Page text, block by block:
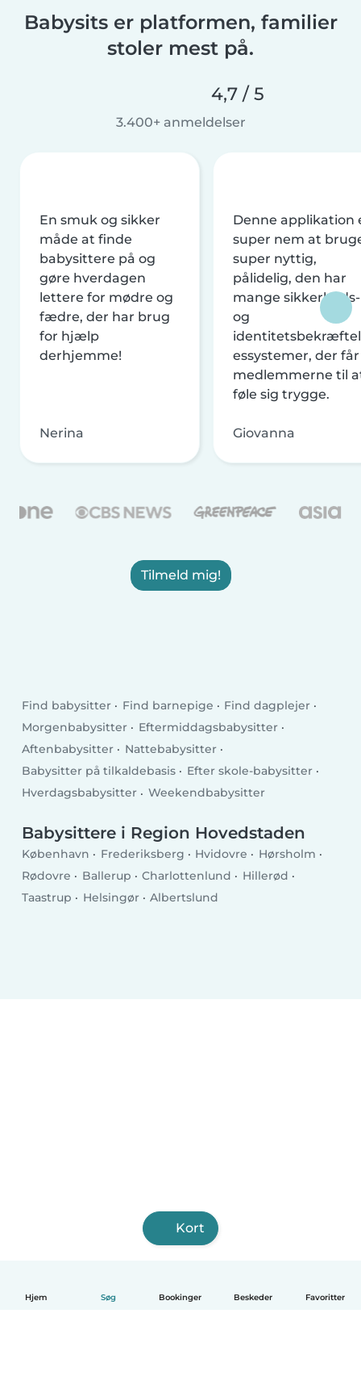
Hjem Søg Bookinger Beskeder Favoritter
Babysits er platformen, familier
stoler mest på.
4,7 / 5
3.400+ anmeldelser
En smuk og sikker
måde at finde
babysittere på og
gøre hverdagen
lettere for mødre og
fædre, der har brug
for hjælp
derhjemme!
Nerina
Denne applikation
super nem at
super nyttig,
pålidelig, den har
mange sikkerheds-
og
essystemer, der får
medlemmerne til
føle sig trygge.
Giovanna
Tilmeld mig!
Find babysitter Find barnepige
Find dagplejer
Morgenbabysitter
Eftermiddagsbabysitter
Aftenbabysitter
Nattebabysitter
Babysitter på tilkaldebasis
Efter skole-babysitter
Hverdagsbabysitter
Weekendbabysitter
Babysittere i Region Hovedstaden
København Frederiksberg Hvidovre
Hørsholm
Rødovre
Ballerup Charlottenlund
Hillerød
Taastrup
Helsingør Albertslund
Kort